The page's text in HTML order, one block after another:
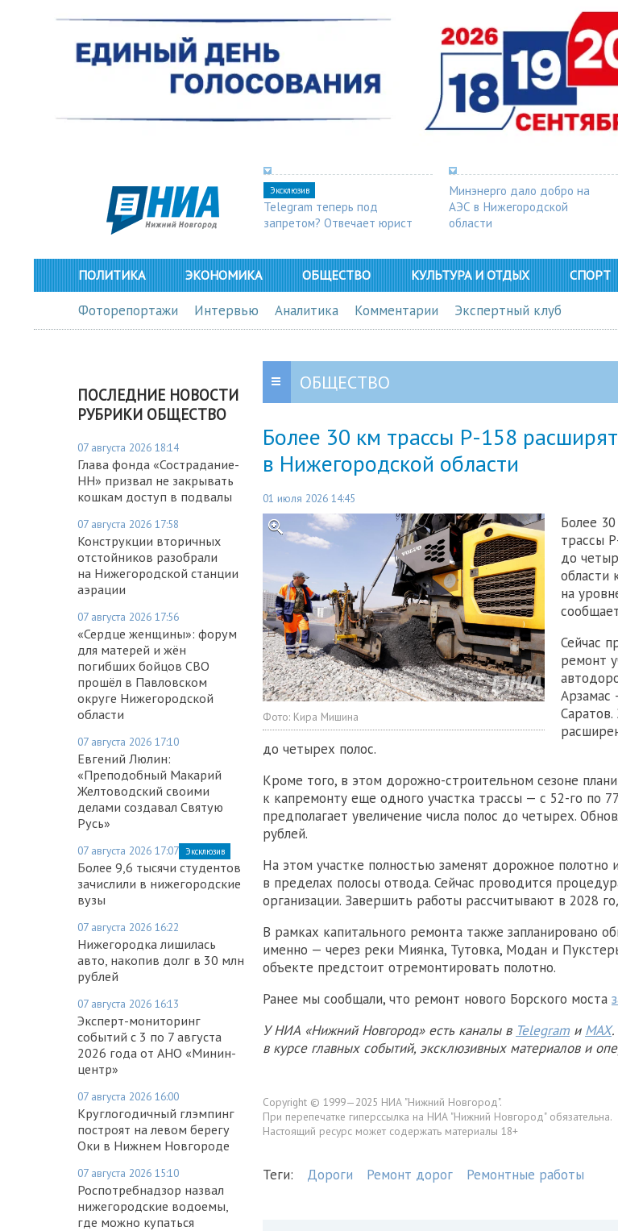
Эксклюзив
Telegram теперь под
запретом? Отвечает юрист
Минэнерго дало добро на
АЭС в Нижегородской
области
ПОЛИТИКА ЭКОНОМИКА ОБЩЕСТВО КУЛЬТУРА И ОТДЫХ СПОРТ
Фоторепортажи Интервью Аналитика Комментарии Экспертный клуб
ПОСЛЕДНИЕ НОВОСТИ
РУБРИКИ ОБЩЕСТВО
07 августа 2026 18:14
Глава фонда «Сострадание-
НН» призвал не закрывать
кошкам доступ в подвалы
07 августа 2026 17:58
Конструкции вторичных
отстойников разобрали
на Нижегородской станции
аэрации
07 августа 2026 17:56
«Сердце женщины»: форум
для матерей и жён
погибших бойцов СВО
прошёл в Павловском
округе Нижегородской
области
07 августа 2026 17:10
Евгений Люлин:
«Преподобный Макарий
Желтоводский своими
делами создавал Святую
Русь»
07 августа 2026 17:07 Эксклюзив
Более 9,6 тысячи студентов
зачислили в нижегородские
вузы
07 августа 2026 16:22
Нижегородка лишилась
авто, накопив долг в 30 млн
рублей
07 августа 2026 16:13
Эксперт-мониторинг
событий с 3 по 7 августа
2026 года от АНО «Минин-
центр»
07 августа 2026 16:00
Круглогодичный глэмпинг
построят на левом берегу
Оки в Нижнем Новгороде
07 августа 2026 15:10
Роспотребнадзор назвал
нижегородские водоемы,
где можно купаться
ОБЩЕСТВО
Более 30 км трассы Р-158
в Нижегородской области
01 июля 2026 14:45
Фото: Кира Мишина
Более
трассы
до
области
на
Сейчас
ремонт
Арзамас
Саратов.
до четырех полос.
Кроме того, в этом дорожно-строительном сезоне
к капремонту еще одного участка трассы — с 52-го по
предполагает увеличение числа полос до четырех.
рублей.
На этом участке полностью заменят дорожное полотно
в пределах полосы отвода. Сейчас проводится
организации. Завершить работы рассчитывают в 2028
В рамках капитального ремонта также запланировано
именно — через реки Миянка, Тутовка, Модан и
объекте предстоит отремонтировать полотно.
Ранее мы сообщали, что ремонт нового Борского моста
У НИА «Нижний Новгород» есть каналы в Telegram и MAX.
в курсе главных событий, эксклюзивных материалов и
Copyright © 1999—2025 НИА "Нижний Новгород".
При перепечатке гиперссылка на НИА "Нижний Новгород" обязательна.
Настоящий ресурс может содержать материалы 18+
Теги: Дороги Ремонт дорог Ремонтные работы